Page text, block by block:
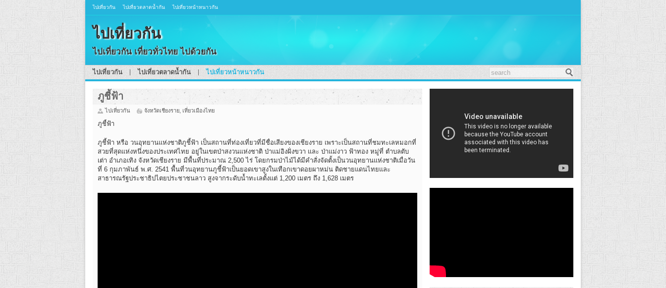
ไปเที่ยวกัน ไปเที่ยวตลาดน้ำกัน ไปเที่ยวหน้าหนาวกัน
ไปเที่ยวกัน
ไปเที่ยวกัน เที่ยวทั่วไทย ไปด้วยกัน
ไปเที่ยวกัน ไปเที่ยวตลาดน้ำกัน ไปเที่ยวหน้าหนาวกัน
ภูชี้ฟ้า
ไปเที่ยวกัน จังหวัดเชียงราย เที่ยวเมืองไทย
ภูชี้ฟ้า
ภูชี้ฟ้า หรือ วนอุทยานแห่งชาติภูชี้ฟ้า เป็นสถานที่ท่องเที่ยวที่มีชื่อเสียงของเชียงราย เพราะเป็นสถานที่ชมทะเลหมอกที่
สวยที่สุดแห่งหนึ่งของประเทศไทย อยู่ในเขตป่าสงวนแห่งชาติ ป่าแม่อิงฝั่งขวา และ ป่าแม่งาว ฟ้าทอง หมู่ที่ ตำบลตับ
เต่า อำเภอเทิง จังหวัดเชียงราย มีพื้นที่ประมาณ 2,500 ไร่ โดยกรมป่าไม้ได้มีคำสั่งจัดตั้งเป็นวนอุทยานแห่งชาติเมื่อวัน
ที่ 6 กุมภาพันธ์ พ.ศ. 2541 พื้นที่วนอุทยานภูชี้ฟ้าเป็นยอดเขาสูงในเทือกเขาดอยผาหม่น ติดชายแดนไทยและ
สาธารณรัฐประชาธิปไตยประชาชนลาว สูงจากระดับน้ำทะเลตั้งแต่ 1,200 เมตร ถึง 1,628 เมตร